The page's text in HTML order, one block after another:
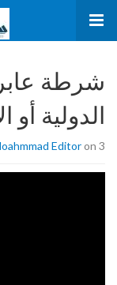
شرطة
الدولية أو
Editoron 3 نوفمبر، 2020